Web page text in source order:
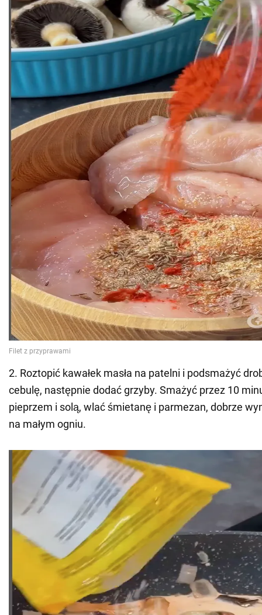
2. Roztopić kawałek masła na patelni i podsmażyć
cebulę, następnie dodać grzyby. Smażyć przez 10
pieprzem i solą, wlać śmietanę i parmezan, dobrze
na małym ogniu.